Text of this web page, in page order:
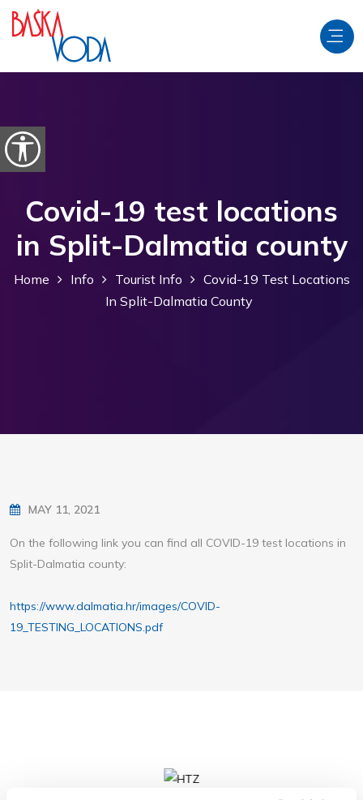
Skip to content
Open accessibility options
Covid-19 test locations
in Split-Dalmatia county
Home Info Tourist Info
Covid-19 Test Locations
In Split-Dalmatia County
MAY 11, 2021
On the following link you can find all COVID-19 test locations in
Split-Dalmatia county:
https://www.dalmatia.hr/images/COVID-
19_TESTING_LOCATIONS.pdf